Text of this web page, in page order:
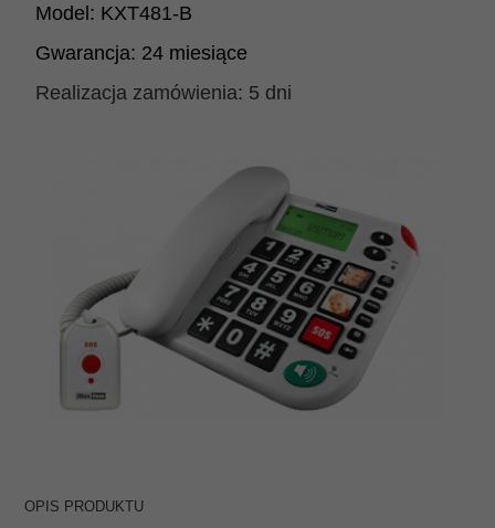
Model: KXT481-B
Gwarancja: 24 miesiące
Realizacja zamówienia: 5 dni
OPIS PRODUKTU